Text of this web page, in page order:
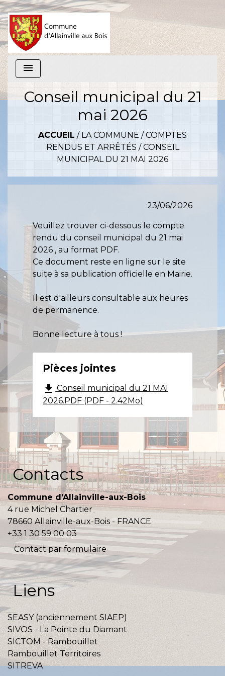
menu
Conseil municipal du 21
mai 2026
ACCUEIL / LA COMMUNE /COMPTES
RENDUS ET ARRÊTÉS /CONSEIL
MUNICIPAL DU 21 MAI 2026
23/06/2026
Veuillez trouver ci-dessous le compte
rendu du conseil municipal du 21 mai
2026 , au format PDF.
Ce document reste en ligne sur le site
suite à sa publication officielle en Mairie.
Il est d'ailleurs consultable aux heures
de permanence.
Bonne lecture à tous !
Pièces jointes
file_download Conseil municipal du 21 MAI
2026.PDF (PDF - 2.42Mo)
Contacts
Commune d'Allainville-aux-Bois
4 rue Michel Chartier
78660 Allainville-aux-Bois - FRANCE
+33 1 30 59 00 03
Contact par formulaire
Liens
SEASY (anciennement SIAEP)
SIVOS - La Pointe du Diamant
SICTOM - Rambouillet
Rambouillet Territoires
SITREVA